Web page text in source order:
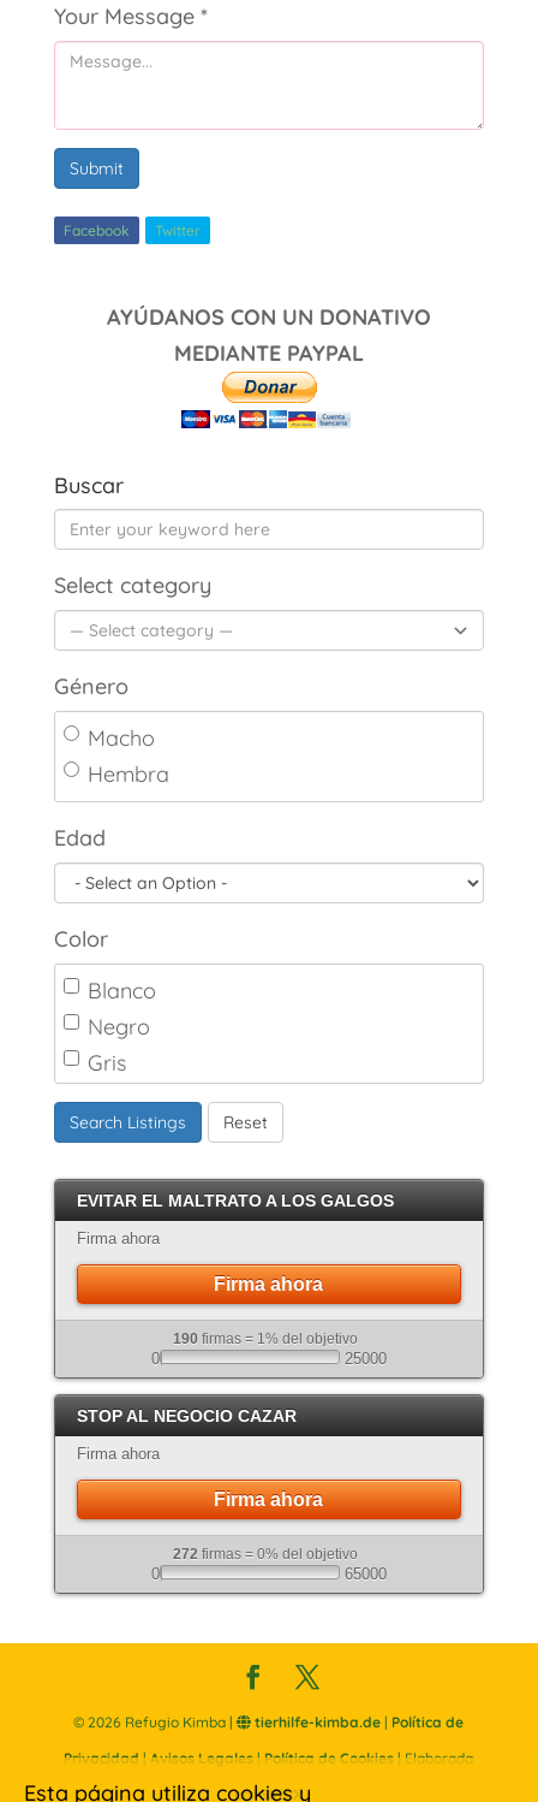
Your Message *
Submit
Facebook Twitter
AYÚDANOS CON UN DONATIVO
MEDIANTE PAYPAL
Buscar
Select category
Género
Macho
Hembra
Edad
Color
Blanco
Negro
Gris
Marrón
Canela
Crema
Atigrado
Search Listings Reset
EVITAR EL MALTRATO A LOS GALGOS
Firma ahora
Firma ahora
190 firmas = 1% del objetivo
0 25000
STOP AL NEGOCIO CAZAR
Firma ahora
Firma ahora
272 firmas = 0% del objetivo
0 65000
©2026 Refugio Kimba | tierhilfe-kimba.de | Política de
Privacidad | Avisos Legales | Política de Cookies | Elaborada
porSINUX
Esta página utiliza cookies y